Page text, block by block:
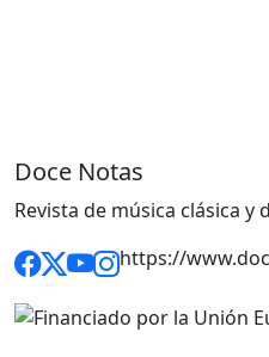
Doce Notas
Revista de música clásica y
https://